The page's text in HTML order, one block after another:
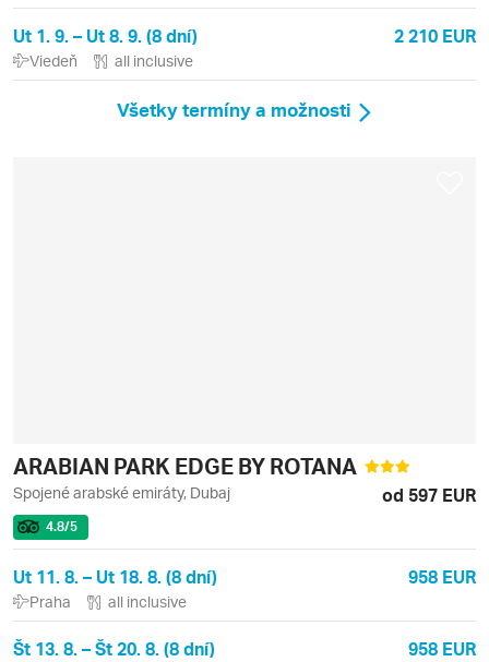
Ut 1. 9. – Ut 8. 9. (8 dní) 2 210 EUR
Viedeň all inclusive
Všetky termíny a možnosti
ARABIAN PARK EDGE BY ROTANA
Spojené arabské emiráty, Dubaj od 597 EUR
4.8/5
Ut 11. 8. – Ut 18. 8. (8 dní) 958 EUR
Praha all inclusive
Št 13. 8. – Št 20. 8. (8 dní) 958 EUR